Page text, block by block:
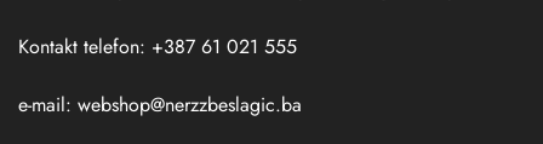
Kontakt telefon: +387 61 021 555
e-mail: webshop@nerzzbeslagic.ba